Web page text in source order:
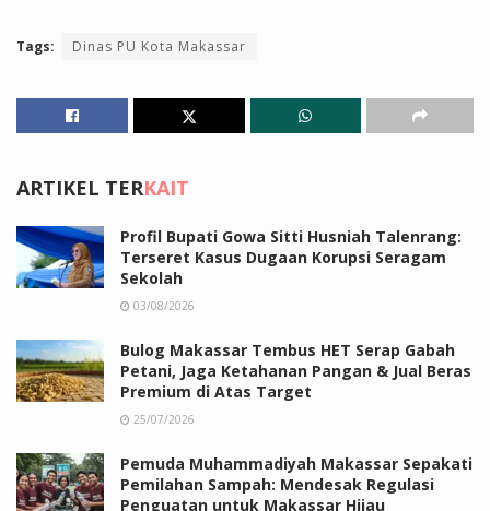
Tags: Dinas PU Kota Makassar
ARTIKEL TERKAIT
Profil Bupati Gowa Sitti Husniah Talenrang:
Terseret Kasus Dugaan Korupsi Seragam
Sekolah
03/08/2026
Bulog Makassar Tembus HET Serap Gabah
Petani, Jaga Ketahanan Pangan & Jual Beras
Premium di Atas Target
25/07/2026
Pemuda Muhammadiyah Makassar Sepakati
Pemilahan Sampah: Mendesak Regulasi
Penguatan untuk Makassar Hijau